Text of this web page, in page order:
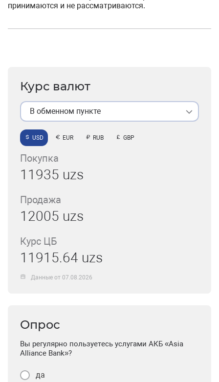
принимаются и не рассматриваются.
Курс валют
В обменном пункте
USD EUR RUB GBP
Покупка
11935 uzs
Продажа
12005 uzs
Курс ЦБ
11915.64 uzs
Данные от 07.08.2026
Опрос
Вы регулярно пользуетесь услугами АКБ «Asia
Alliance Bank»?
да